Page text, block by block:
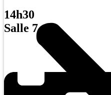
14h30
Salle 7